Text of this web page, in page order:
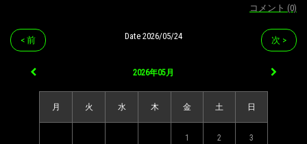
コメント (0)
< 前 次 >
Date 2026/05/24
2026年05月
月 火 水 木 金 土 日
1 2 3